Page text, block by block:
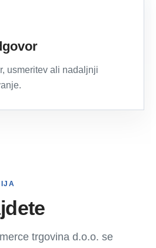
usmeritev ali nadaljnji
trgovina d.o.o. se